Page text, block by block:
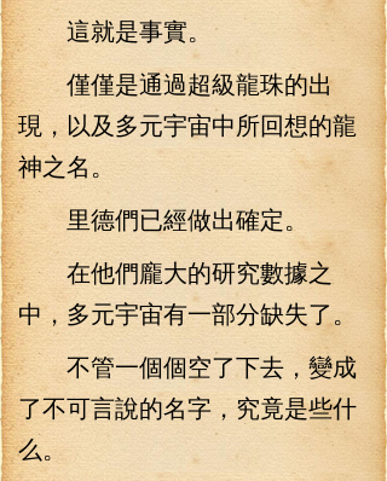
這就是事實。
僅僅是通過超級龍珠的出
現，以及多元宇宙中所回想的龍
神之名。
里德們已經做出確定。
在他們龐大的研究數據之
中，多元宇宙有一部分缺失了。
不管一個個空了下去，變成
了不可言說的名字，究竟是些什
么。